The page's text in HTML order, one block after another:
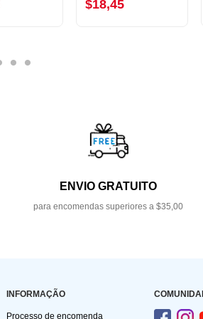
$18,45
ENVIO GRATUITO
para encomendas superiores a $35,00
INFORMAÇÃO
Processo de encomenda